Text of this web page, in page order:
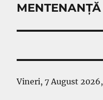
MENTENANȚĂ
Vineri, 7 August 2026,